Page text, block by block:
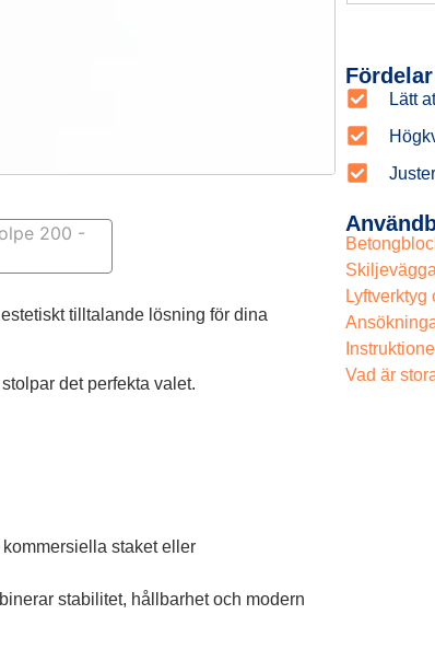
tilltalande lösning för dina
det perfekta valet.
staket eller
stabilitet, hållbarhet och modern
Fördelar
Lätt
Vad är